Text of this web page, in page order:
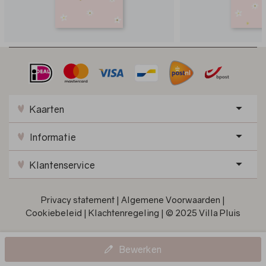
Bewerken
Kaarten
Informatie
Klantenservice
Privacy statement | Algemene Voorwaarden |
Cookiebeleid | Klachtenregeling | © 2025 Villa Pluis